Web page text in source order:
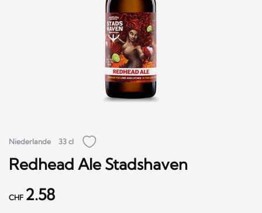
Niederlande 33 cl
Redhead Ale Stadshaven
CHF 2.58